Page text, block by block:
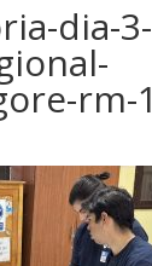
dia-3-
rm-1